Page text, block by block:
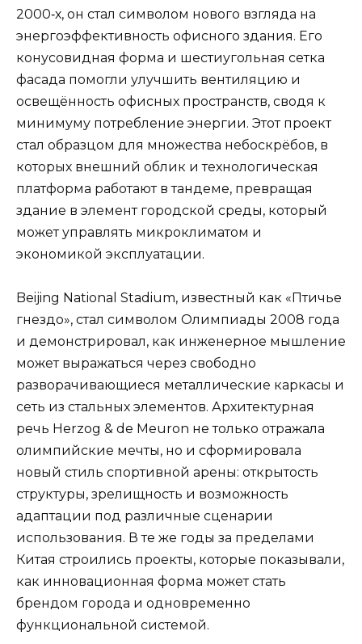
2000‑х, он стал символом нового взгляда на
энергоэффективность офисного здания. Его
конусовидная форма и шестиугольная сетка
фасада помогли улучшить вентиляцию и
освещённость офисных пространств, сводя к
минимуму потребление энергии. Этот проект
стал образцом для множества небоскрёбов, в
которых внешний облик и технологическая
платформа работают в тандеме, превращая
здание в элемент городской среды, который
может управлять микроклиматом и
экономикой эксплуатации.
Beijing National Stadium, известный как «Птичье
гнездо», стал символом Олимпиады 2008 года
и демонстрировал, как инженерное мышление
может выражаться через свободно
разворачивающиеся металлические каркасы и
сеть из стальных элементов. Архитектурная
речь Herzog & de Meuron не только отражала
олимпийские мечты, но и сформировала
новый стиль спортивной арены: открытость
структуры, зрелищность и возможность
адаптации под различные сценарии
использования. В те же годы за пределами
Китая строились проекты, которые показывали,
как инновационная форма может стать
брендом города и одновременно
функциональной системой.